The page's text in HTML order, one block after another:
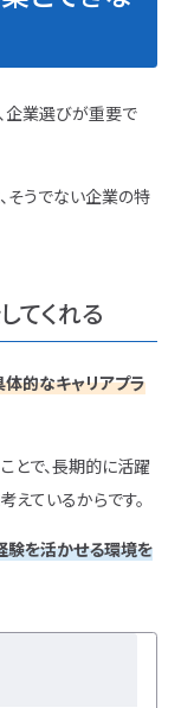
企業選びが重要で
そうでない企業の特
てくれる
的なキャリアプラ
とで、長期的に活躍
えているからです。
験を活かせる環境を